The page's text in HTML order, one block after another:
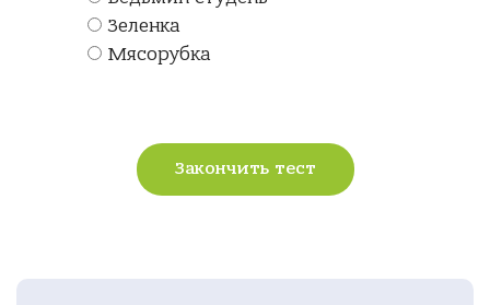
Зеленка
Мясорубка
Закончить тест